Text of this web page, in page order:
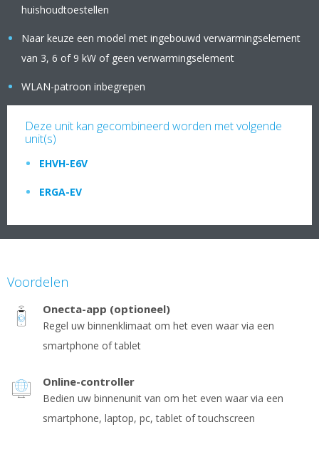
huishoudtoestellen
Naar keuze een model met ingebouwd verwarmingselement
van 3, 6 of 9 kW of geen verwarmingselement
WLAN-patroon inbegrepen
Deze unit kan gecombineerd worden met volgende
unit(s)
EHVH-E6V
ERGA-EV
Voordelen
Onecta-app (optioneel)
Regel uw binnenklimaat om het even waar via een
smartphone of tablet
Online-controller
Bedien uw binnenunit van om het even waar via een
smartphone, laptop, pc, tablet of touchscreen